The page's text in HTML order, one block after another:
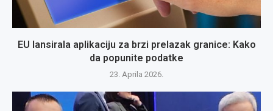
EU lansirala aplikaciju za brzi prelazak granice: Kako
da popunite podatke
23. Aprila 2026.